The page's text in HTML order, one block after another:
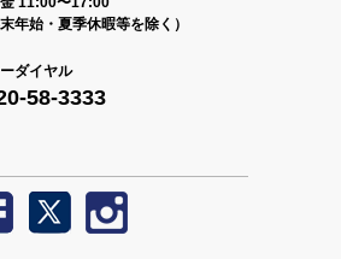
末年始・夏季休暇等を除く）
ダイヤル
58-3333